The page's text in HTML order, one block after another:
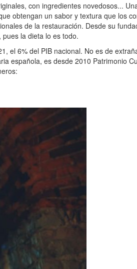
con ingredientes novedosos...
obtengan un sabor y textura que los
de la restauración. Desde su
la dieta lo es todo.
el 6% del PIB nacional. No es de
española, es desde 2010 Patrimonio